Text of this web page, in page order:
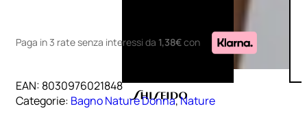
Paga in 3 rate senza interessi da 1,38€con
EAN: 8030976021848
Categorie: Bagno Nature Donna,Nature